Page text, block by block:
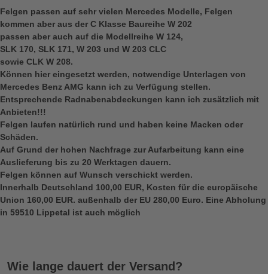
Felgen passen auf sehr vielen Mercedes Modelle, Felgen
kommen aber aus der C Klasse Baureihe W 202
passen aber auch auf die Modellreihe W 124,
SLK 170, SLK 171, W 203 und W 203 CLC
sowie CLK W 208.
Können hier eingesetzt werden, notwendige Unterlagen von
Mercedes Benz AMG kann ich zu Verfügung stellen.
Entsprechende Radnabenabdeckungen kann ich zusätzlich mit
Anbieten!!!
Felgen laufen natürlich rund und haben keine Macken oder
Schäden.
Auf Grund der hohen Nachfrage zur Aufarbeitung kann eine
Auslieferung bis zu 20 Werktagen dauern.
Felgen können auf Wunsch verschickt werden.
Innerhalb Deutschland 100,00 EUR, Kosten für die europäische
Union 160,00 EUR. außenhalb der EU 280,00 Euro. Eine Abholung
in 59510 Lippetal ist auch möglich
Wie lange dauert der Versand?